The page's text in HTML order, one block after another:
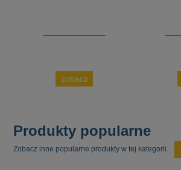
zobacz
Produkty popularne
Zobacz inne popularne produkty w tej kategorii.